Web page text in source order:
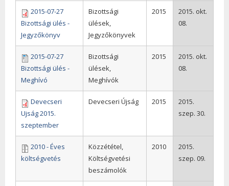
2015-07-27
Bizottsági ülés -
Jegyzőkönyv
Bizottsági
ülések,
Jegyzőkönyvek
2015
2015. okt.
08.
2015-07-27
Bizottsági ülés -
Meghívó
Bizottsági
ülések,
Meghívók
2015
2015. okt.
08.
Devecseri
Ujság 2015.
szeptember
Devecseri Újság 2015
2015.
szep. 30.
2010 - Éves
költségvetés
Közzététel,
Költségvetési
beszámolók
2010
2015.
szep. 09.